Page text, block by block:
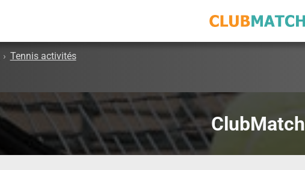
› Tennis activités
ClubMatch